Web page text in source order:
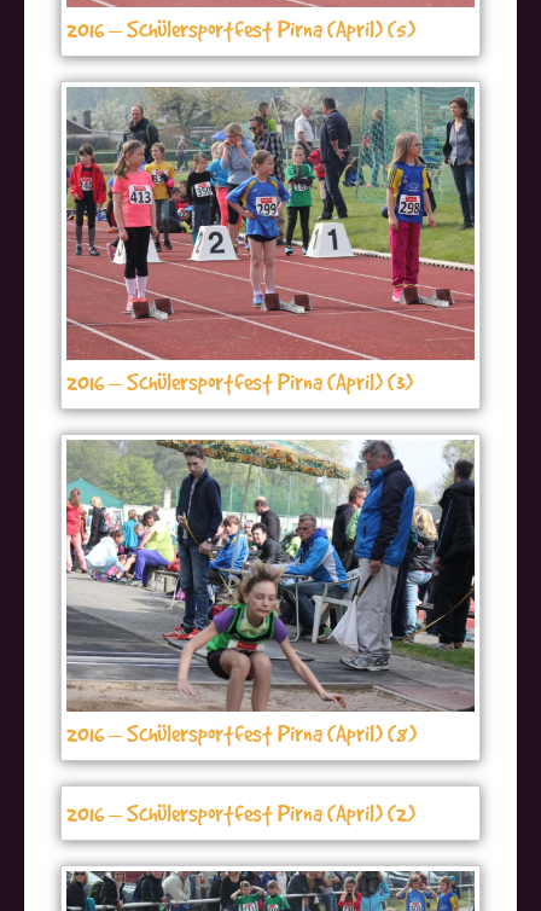
2016 – Schülersportfest Pirna (April) (5)
2016 – Schülersportfest Pirna (April) (3)
2016 – Schülersportfest Pirna (April) (8)
2016 – Schülersportfest Pirna (April) (2)